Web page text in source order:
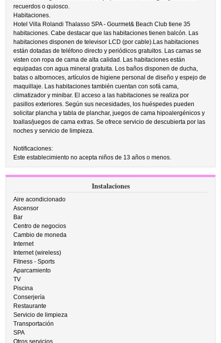
recuerdos o quiosco.
Habitaciones.
Hotel Villa Rolandi Thalasso SPA - Gourmet& Beach Club tiene 35
habitaciones. Cabe destacar que las habitaciones tienen balcón. Las
habitaciones disponen de televisor LCD (por cable).Las habitaciones
están dotadas de teléfono directo y periódicos gratuitos. Las camas se
visten con ropa de cama de alta calidad. Las habitaciones están
equipadas con agua mineral gratuita. Los baños disponen de ducha,
batas o albornoces, artículos de higiene personal de diseño y espejo de
maquillaje. Las habitaciones también cuentan con sofá cama,
climatizador y minibar. El acceso a las habitaciones se realiza por
pasillos exteriores. Según sus necesidades, los huéspedes pueden
solicitar plancha y tabla de planchar, juegos de cama hipoalergénicos y
toallas/juegos de cama extras. Se ofrece servicio de descubierta por las
noches y servicio de limpieza.
Notificaciones:
Este establecimiento no acepta niños de 13 años o menos.
Instalaciones
Aire acondicionado
Ascensor
Bar
Centro de negocios
Cambio de moneda
Internet
Internet (wireless)
Fitness - Sports
Aparcamiento
TV
Piscina
Conserjería
Restaurante
Servicio de limpieza
Transportación
SPA
Otros servicios